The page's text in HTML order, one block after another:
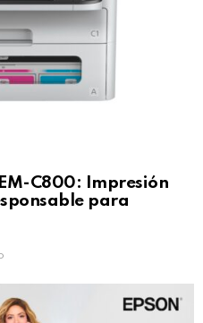
C800: Impresión
para